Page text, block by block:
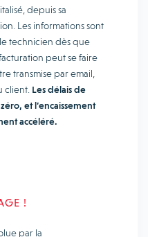
depuis sa
Les informations sont
technicien dès que
peut se faire
transmise par email,
client. Les délais de
et l’encaissement
accéléré.
!
par la